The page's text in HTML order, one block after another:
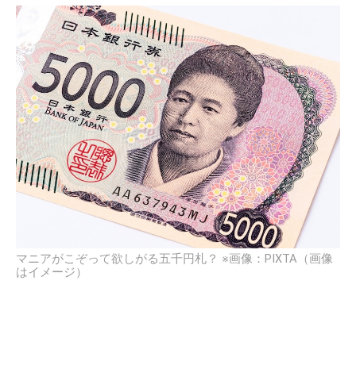
マニアがこぞって欲しがる五千円札？ ※画像：PIXTA（画像
はイメージ）